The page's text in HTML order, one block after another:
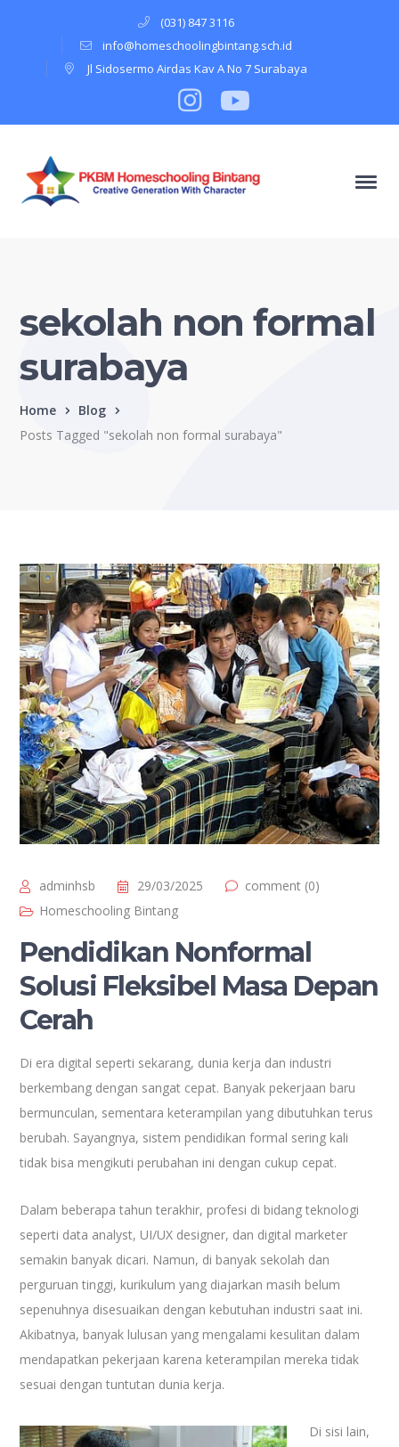
(031) 847 3116
info@homeschoolingbintang.sch.id
Jl Sidosermo Airdas Kav A No 7 Surabaya
Instagram
Profile
Youtube
sekolah non formal
surabaya
Home
Blog
Posts Tagged "sekolah non formal surabaya"
adminhsb 29/03/2025
comment (0)
Homeschooling Bintang
Pendidikan Nonformal
Solusi Fleksibel Masa Depan
Cerah
Di era digital seperti sekarang, dunia kerja dan industri
berkembang dengan sangat cepat. Banyak pekerjaan baru
bermunculan, sementara keterampilan yang dibutuhkan terus
berubah. Sayangnya, sistem pendidikan formal sering kali
tidak bisa mengikuti perubahan ini dengan cukup cepat.
Dalam beberapa tahun terakhir, profesi di bidang teknologi
seperti data analyst, UI/UX designer, dan digital marketer
semakin banyak dicari. Namun, di banyak sekolah dan
perguruan tinggi, kurikulum yang diajarkan masih belum
sepenuhnya disesuaikan dengan kebutuhan industri saat ini.
Akibatnya, banyak lulusan yang mengalami kesulitan dalam
mendapatkan pekerjaan karena keterampilan mereka tidak
sesuai dengan tuntutan dunia kerja.
Di sisi lain,